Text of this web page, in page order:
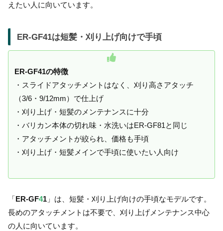
えたい人に向いています。
ER-GF41は短髪・刈り上げ向けで手頃
ER-GF41の特徴
・スライドアタッチメントはなく、刈り高さアタッチ
（3/6・9/12mm）で仕上げ
・刈り上げ・短髪のメンテナンスに十分
・バリカン本体の切れ味・水洗いはER-GF81と同じ
・アタッチメントが絞られ、価格も手頃
・刈り上げ・短髪メインで手頃に使いたい人向け
「ER-GF41 」は、短髪・刈り上げ向けの手頃なモデルです。
長めのアタッチメントは不要で、刈り上げメンテナンス中心
の人に向いています。